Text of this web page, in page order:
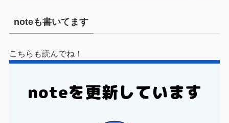
noteも書いてます
こちらも読んでね！